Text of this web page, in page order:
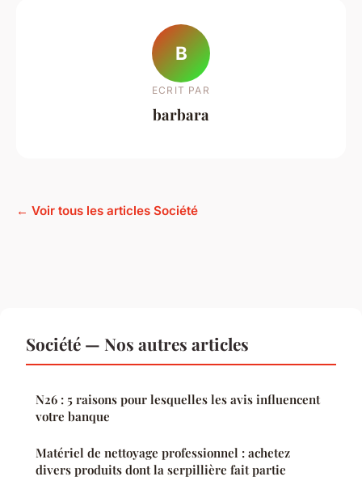
B
ECRIT PAR
barbara
← Voir tous les articles Société
Société — Nos autres articles
N26 : 5 raisons pour lesquelles les avis influencent
votre banque
Matériel de nettoyage professionnel : achetez
divers produits dont la serpillière fait partie